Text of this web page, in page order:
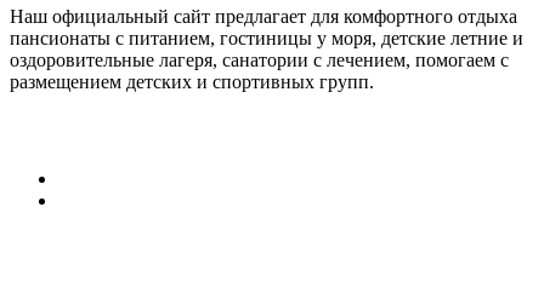
Наш официальный сайт предлагает для комфортного отдыха
пансионаты с питанием, гостиницы у моря, детские летние и
оздоровительные лагеря, санатории с лечением, помогаем с
размещением детских и спортивных групп.